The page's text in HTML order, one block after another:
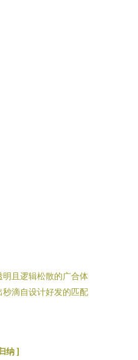
且逻辑松散的广合体
滴自设计好发的匹配
纳 ]